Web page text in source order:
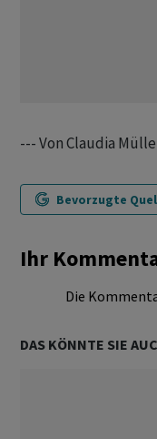
--- Von Claudia
Bevorzugte
Ihr
Die
DAS KÖNNTE SIE